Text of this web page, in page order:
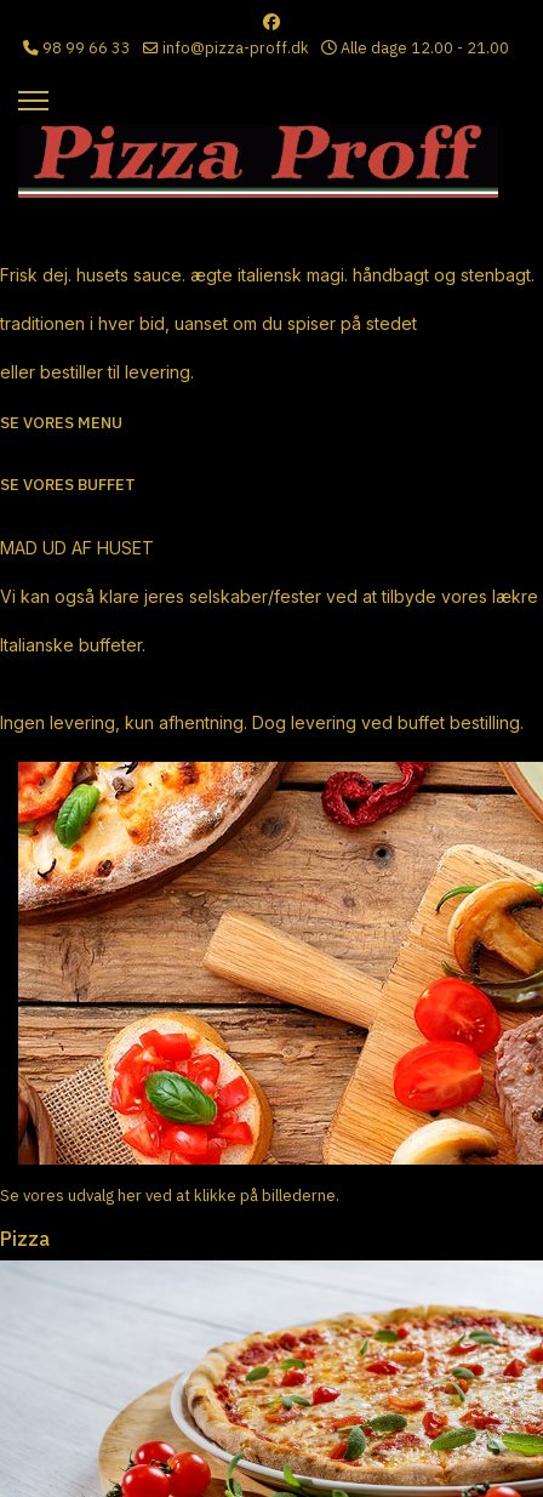
98 99 66 33 info@pizza-proff.dk Alle dage 12.00 - 21.00
Frisk dej. husets sauce. ægte italiensk magi. håndbagt og stenbagt.
traditionen i hver bid, uanset om du spiser på stedet
eller bestiller til levering.
SE VORES MENU
SE VORES BUFFET
MAD UD AF HUSET
Vi kan også klare jeres selskaber/fester ved at tilbyde vores lækre
Italianske buffeter.
Ingen levering, kun afhentning. Dog levering ved buffet bestilling.
Se vores udvalg her ved at klikke på billederne.
Pizza